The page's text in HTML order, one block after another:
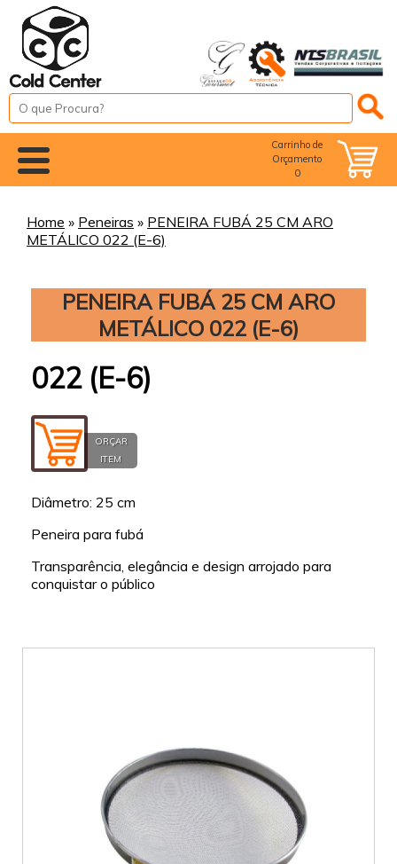
Carrinho de
Orçamento
0
Home » Peneiras » PENEIRA FUBÁ 25 CM ARO
METÁLICO 022 (E-6)
PENEIRA FUBÁ 25 CM ARO
METÁLICO 022 (E-6)
022 (E-6)
ORÇAR
ITEM
Diâmetro: 25 cm
Peneira para fubá
Transparência, elegância e design arrojado para
conquistar o público